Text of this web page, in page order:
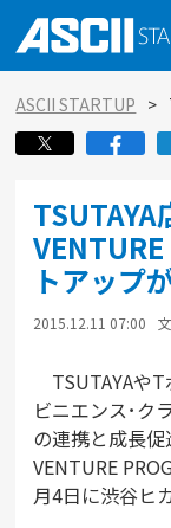
ASCII STARTUP
トアップ
2015.12.11 07:00
TSUTAYAや
ビニエンス･ク
の連携と成長
VENTURE
月4日に渋谷ヒ